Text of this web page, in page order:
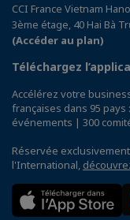
CCI France Vietnam
3ème étage, 40 Hai Bà
(Accéder au plan)
Téléchargez
Accélérez votre
françaises dans 95
événements | 300
Réservée
l'International,